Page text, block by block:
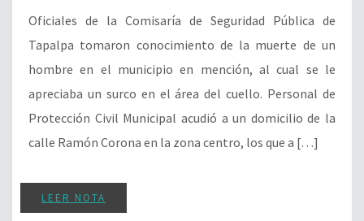
Oficiales de la Comisaría de Seguridad Pública de
Tapalpa tomaron conocimiento de la muerte de un
hombre en el municipio en mención, al cual se le
apreciaba un surco en el área del cuello. Personal de
Protección Civil Municipal acudió a un domicilio de la
calle Ramón Corona en la zona centro, los que a […]
LEER NOTA